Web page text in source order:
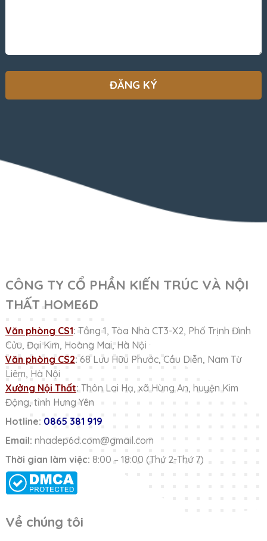
CÔNG TY CỔ PHẦN KIẾN TRÚC VÀ NỘI
THẤT HOME6D
Văn phòng CS1: Tầng 1, Tòa Nhà CT3-X2, Phố Trịnh Đình
Cửu, Đại Kim, Hoàng Mai, Hà Nội
Văn phòng CS2: 68 Lưu Hữu Phước, Cầu Diễn, Nam Từ
Liêm, Hà Nội
Xưởng Nội Thất: Thôn Lai Hạ, xã Hùng An, huyện Kim
Động, tỉnh Hưng Yên
Hotline: 0865 381 919
Email: nhadep6d.com@gmail.com
Thời gian làm việc: 8:00 – 18:00 (Thứ 2-Thứ 7)
Về chúng tôi